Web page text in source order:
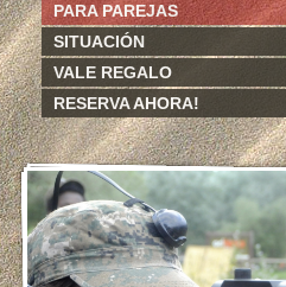
PARA PAREJAS
SITUACIÓN
VALE REGALO
RESERVA AHORA!